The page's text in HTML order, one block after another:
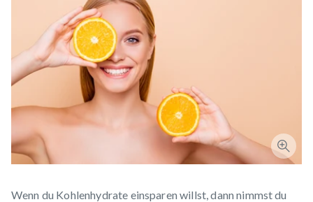
Wenn du Kohlenhydrate einsparen willst, dann nimmst du